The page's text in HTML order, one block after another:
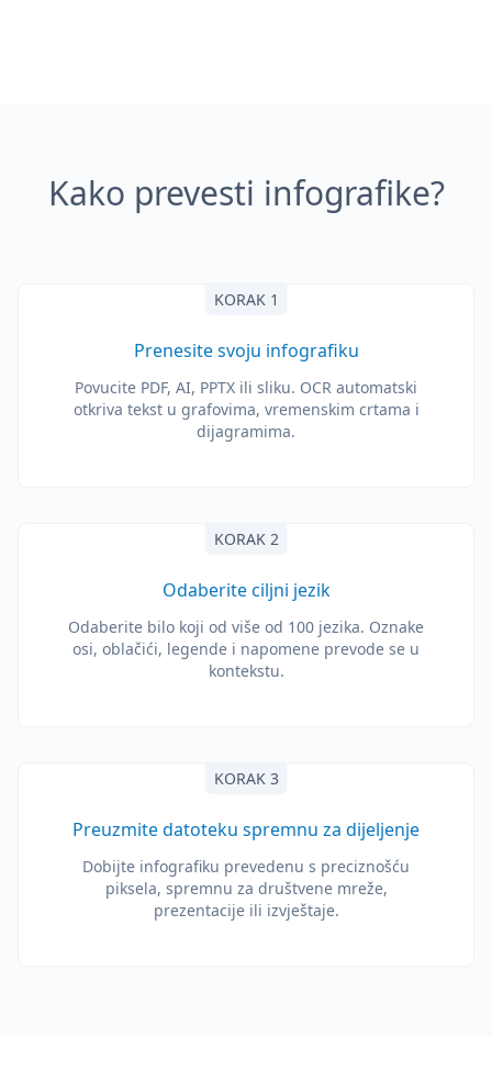
Kako prevesti infografike?
KORAK 1
Prenesite svoju infografiku
Povucite PDF, AI, PPTX ili sliku. OCR automatski
otkriva tekst u grafovima, vremenskim crtama i
dijagramima.
KORAK 2
Odaberite ciljni jezik
Odaberite bilo koji od više od 100 jezika. Oznake
osi, oblačići, legende i napomene prevode se u
kontekstu.
KORAK 3
Preuzmite datoteku spremnu za dijeljenje
Dobijte infografiku prevedenu s preciznošću
piksela, spremnu za društvene mreže,
prezentacije ili izvještaje.